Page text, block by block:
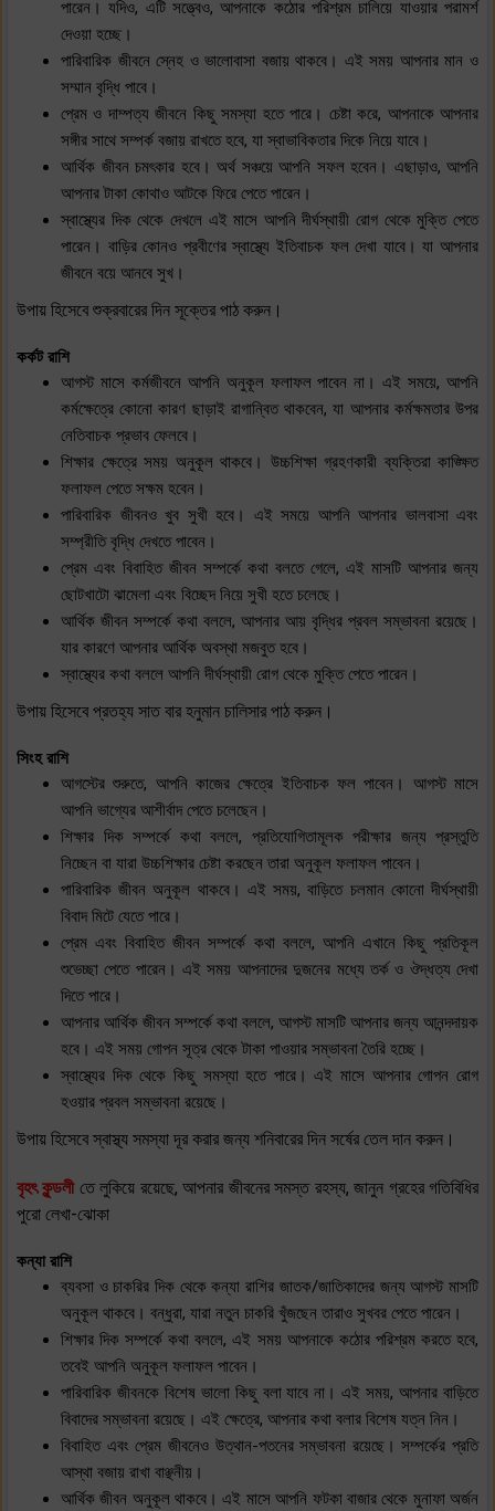
পারেন। যদিও, এটি সত্ত্বেও, আপনাকে কঠোর পরিশ্রম চালিয়ে যাওয়ার পরামর্শ
দেওয়া হচ্ছে।
পারিবারিক জীবনে স্নেহ ও ভালোবাসা বজায় থাকবে। এই সময় আপনার মান ও
সম্মান বৃদ্ধি পাবে।
প্রেম ও দাম্পত্য জীবনে কিছু সমস্যা হতে পারে। চেষ্টা করে, আপনাকে আপনার
সঙ্গীর সাথে সম্পর্ক বজায় রাখতে হবে, যা স্বাভাবিকতার দিকে নিয়ে যাবে।
আর্থিক জীবন চমৎকার হবে। অর্থ সঞ্চয়ে আপনি সফল হবেন। এছাড়াও, আপনি
আপনার টাকা কোথাও আটকে ফিরে পেতে পারেন।
স্বাস্থ্যের দিক থেকে দেখলে এই মাসে আপনি দীর্ঘস্থায়ী রোগ থেকে মুক্তি পেতে
পারেন। বাড়ির কোনও প্রবীণের স্বাস্থ্যে ইতিবাচক ফল দেখা যাবে। যা আপনার
জীবনে বয়ে আনবে সুখ।
উপায় হিসেবে শুক্রবারের দিন সূক্তের পাঠ করুন।
কর্কট রাশি
আগস্ট মাসে কর্মজীবনে আপনি অনুকূল ফলাফল পাবেন না। এই সময়ে, আপনি
কর্মক্ষেত্রে কোনো কারণ ছাড়াই রাগান্বিত থাকবেন, যা আপনার কর্মক্ষমতার উপর
নেতিবাচক প্রভাব ফেলবে।
শিক্ষার ক্ষেত্রে সময় অনুকূল থাকবে। উচ্চশিক্ষা গ্রহণকারী ব্যক্তিরা কাঙ্ক্ষিত
ফলাফল পেতে সক্ষম হবেন।
পারিবারিক জীবনও খুব সুখী হবে। এই সময়ে আপনি আপনার ভালবাসা এবং
সম্প্রীতি বৃদ্ধি দেখতে পাবেন।
প্রেম এবং বিবাহিত জীবন সম্পর্কে কথা বলতে গেলে, এই মাসটি আপনার জন্য
ছোটখাটো ঝামেলা এবং বিচ্ছেদ নিয়ে সুখী হতে চলেছে।
আর্থিক জীবন সম্পর্কে কথা বললে, আপনার আয় বৃদ্ধির প্রবল সম্ভাবনা রয়েছে।
যার কারণে আপনার আর্থিক অবস্থা মজবুত হবে।
স্বাস্থ্যের কথা বললে আপনি দীর্ঘস্থায়ী রোগ থেকে মুক্তি পেতে পারেন।
উপায় হিসেবে প্রতহ্য সাত বার হনুমান চালিসার পাঠ করুন।
সিংহ রাশি
আগস্টের শুরুতে, আপনি কাজের ক্ষেত্রে ইতিবাচক ফল পাবেন। আগস্ট মাসে
আপনি ভাগ্যের আশীর্বাদ পেতে চলেছেন।
শিক্ষার দিক সম্পর্কে কথা বললে, প্রতিযোগিতামূলক পরীক্ষার জন্য প্রস্তুতি
নিচ্ছেন বা যারা উচ্চশিক্ষার চেষ্টা করছেন তারা অনুকূল ফলাফল পাবেন।
পারিবারিক জীবন অনুকূল থাকবে। এই সময়, বাড়িতে চলমান কোনো দীর্ঘস্থায়ী
বিবাদ মিটে যেতে পারে।
প্রেম এবং বিবাহিত জীবন সম্পর্কে কথা বললে, আপনি এখানে কিছু প্রতিকূল
শুভেচ্ছা পেতে পারেন। এই সময় আপনাদের দুজনের মধ্যে তর্ক ও ঔদ্ধত্য দেখা
দিতে পারে।
আপনার আর্থিক জীবন সম্পর্কে কথা বললে, আগস্ট মাসটি আপনার জন্য আনন্দদায়ক
হবে। এই সময় গোপন সূত্র থেকে টাকা পাওয়ার সম্ভাবনা তৈরি হচ্ছে।
স্বাস্থ্যের দিক থেকে কিছু সমস্যা হতে পারে। এই মাসে আপনার গোপন রোগ
হওয়ার প্রবল সম্ভাবনা রয়েছে।
উপায় হিসেবে স্বাস্থ্য সমস্যা দূর করার জন্য শনিবারের দিন সর্ষের তেল দান করুন।
বৃহৎ কুন্ডলীতে লুকিয়ে রয়েছে, আপনার জীবনের সমস্ত রহস্য, জানুন গ্রহের গতিবিধির
পুরো লেখা-ঝোকা
কন্যা রাশি
ব্যবসা ও চাকরির দিক থেকে কন্যা রাশির জাতক/জাতিকাদের জন্য আগস্ট মাসটি
অনুকূল থাকবে। বন্ধুরা, যারা নতুন চাকরি খুঁজছেন তারাও সুখবর পেতে পারেন।
শিক্ষার দিক সম্পর্কে কথা বললে, এই সময় আপনাকে কঠোর পরিশ্রম করতে হবে,
তবেই আপনি অনুকূল ফলাফল পাবেন।
পারিবারিক জীবনকে বিশেষ ভালো কিছু বলা যাবে না। এই সময়, আপনার বাড়িতে
বিবাদের সম্ভাবনা রয়েছে। এই ক্ষেত্রে, আপনার কথা বলার বিশেষ যত্ন নিন।
বিবাহিত এবং প্রেম জীবনেও উত্থান-পতনের সম্ভাবনা রয়েছে। সম্পর্কের প্রতি
আস্থা বজায় রাখা বাঞ্ছনীয়।
আর্থিক জীবন অনুকূল থাকবে। এই মাসে আপনি ফটকা বাজার থেকে মুনাফা অর্জন